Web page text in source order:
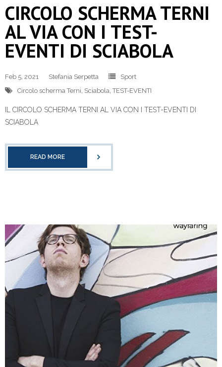
CIRCOLO SCHERMA TERNI
AL VIA CON I TEST-
EVENTI DI SCIABOLA
Feb 5, 2021 Stefania Serpetta
Sport
Circolo scherma Terni, Sciabola,TEST-EVENTI
IL CIRCOLO SCHERMA TERNI AL VIA CON I TEST-EVENTI DI
SCIABOLA
READ MORE